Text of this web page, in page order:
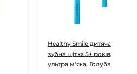
Healthy Smile дитяча
зубна щітка 5+ років,
ультра м'яка, Голуба